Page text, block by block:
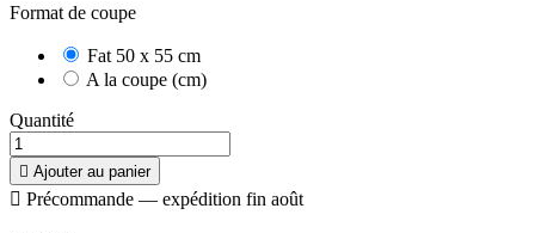
Format de coupe
Fat 50 x 55 cm
A la coupe (cm)
Quantité
 Ajouter au panier
 Précommande — expédition fin août